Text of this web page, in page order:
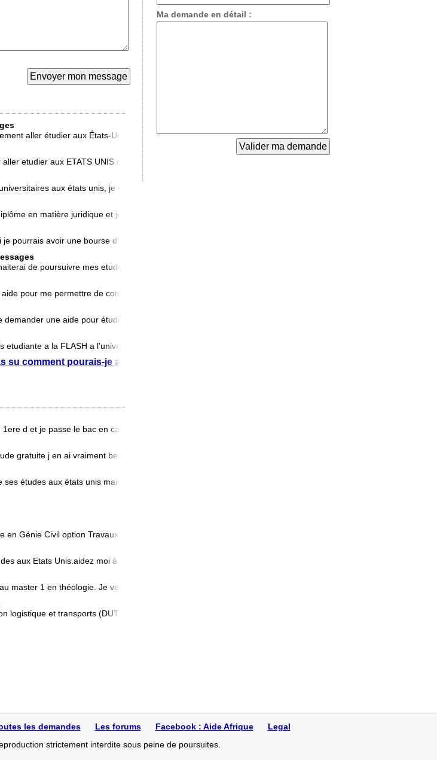
aller étudier aux États-Unis mais les moyens fi
etudier aux ETATS UNIS mon contact est le suivant
aux états unis, je viens d'arriver en
en matière juridique et je demande a conna
pourrais avoir une bourse d'étude merci.
de poursuivre mes etude en science infirmier a
pour me permettre de continuer aux États-Unis?
une aide pour étudier gratuitement au
a la FLASH a l'universite de Bamako, j'
comment pourais-je aller,comme j'ai reçu cette information,je veux jouez pour y allez etudier
d et je passe le bac en candidat libre je suis u
gratuite j en ai vraiment besoin pour une bonne f
études aux états unis mais n'ai pas de soutie
Génie Civil option Travaux Publics j'aimerais avo
aux Etats Unis.aidez moi à trouver une université
master 1 en théologie. Je veux obtenir une bourse
logistique et transports (DUT), j'ai le rêve le plus
Ma demande en détail :
les demandes Les forums Facebook : Aide Afrique
Legal
strictement interdite sous peine de poursuites.